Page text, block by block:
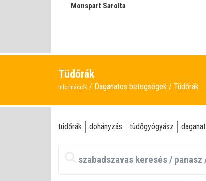
Monspart Sarolta
Tüdőrák
Információk Daganatos betegségek Tüdőrák
tüdőrák dohányzás tüdőgyógyász daganat